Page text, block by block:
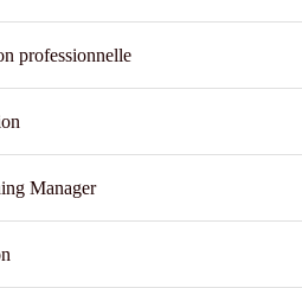
professionnelle
Manager